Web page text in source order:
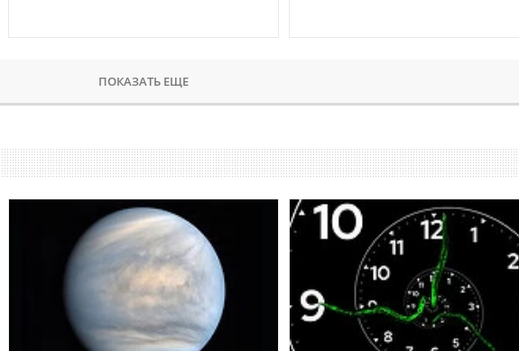
ПОКАЗАТЬ ЕЩЕ